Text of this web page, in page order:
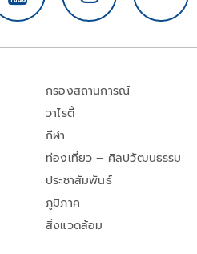
กรองสถานการณ์
วาไรตี้
กีฬา
ท่องเที่ยว – ศิลปวัฒนธรรม
ประชาสัมพันธ์
ภูมิภาค
สิ่งแวดล้อม